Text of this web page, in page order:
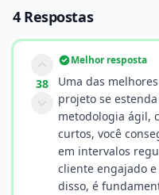
4 Respostas
38
Melhor resposta
Uma das
projeto se
metodologia ágil,
curtos, você
em intervalos
cliente engajado
disso, é